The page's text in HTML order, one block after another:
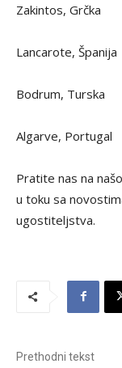
Zakintos, Grčka
Lancarote, Španija
Bodrum, Turska
Algarve, Portugal
Pratite nas na
u toku sa
ugostiteljstva.
Prethodni tekst